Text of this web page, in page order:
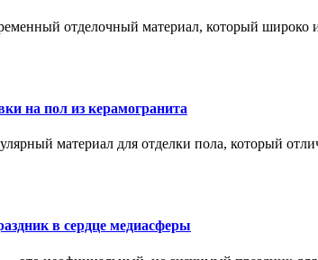
отделочный материал, который широко
на пол из керамогранита
материал для отделки пола, который
в сердце медиасферы